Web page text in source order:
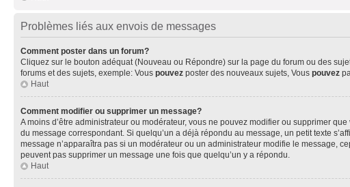
Problèmes liés aux envois de messages
Comment poster dans un forum?
Cliquez sur le bouton adéquat (Nouveau ou Répondre) sur la page du forum ou des
forums et des sujets, exemple: Vous pouvez poster des nouveaux sujets, Vous pouvez
Haut
Comment modifier ou supprimer un message?
A moins d’être administrateur ou modérateur, vous ne pouvez modifier ou supprimer
du message correspondant. Si quelqu’un a déjà répondu au message, un petit texte
message n’apparaîtra pas si un modérateur ou un administrateur modifie le message,
peuvent pas supprimer un message une fois que quelqu’un y a répondu.
Haut